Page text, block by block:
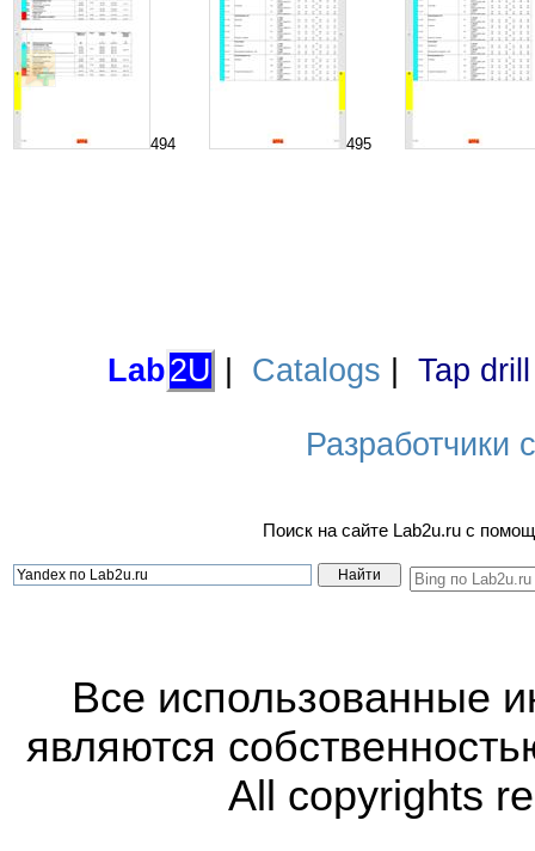
494 495
Lab2U Catalogs Tap
Разработчики
Поиск на сайте Lab2u.ru с
Все использованные
являются
All copyrights